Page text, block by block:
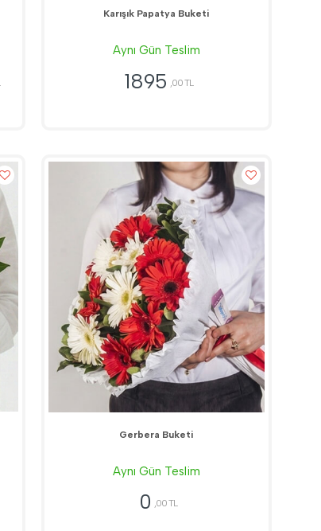
Karışık Papatya Buketi
Aynı Gün Teslim
1895 ,00 TL
Gerbera Buketi
Aynı Gün Teslim
0 ,00 TL